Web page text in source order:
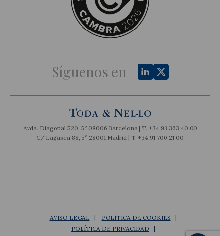
Síguenos en
Avda. Diagonal 520, 5º 08006 Barcelona | T. +34 93 363 40 00
C/ Lagasca 88, 5º 28001 Madrid | T. +34 91 700 21 00
AVISO LEGAL
POLÍTICA DE COOKIES
POLÍTICA DE PRIVACIDAD